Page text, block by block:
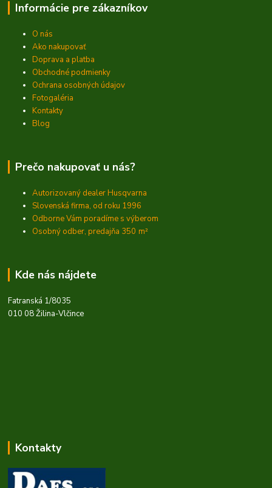
Informácie pre zákazníkov
O nás
Ako nakupovať
Doprava a platba
Obchodné podmienky
Ochrana osobných údajov
Fotogaléria
Kontakty
Blog
Prečo nakupovať u nás?
Autorizovaný dealer Husqvarna
Slovenská firma, od roku 1996
Odborne Vám poradíme s výberom
Osobný odber, predajňa 350 m²
Kde nás nájdete
Fatranská 1/8035
010 08 Žilina-Vlčince
Kontakty